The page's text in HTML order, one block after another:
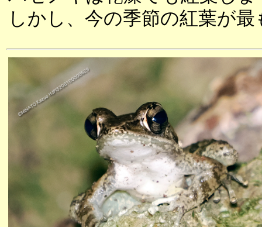
しかし、今の季節の紅葉が